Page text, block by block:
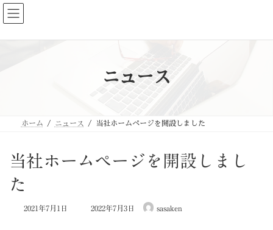
コ
ン
テ
ツ
ナ
ビ
ゲ
シ
ニュース
ホーム ニュース 当社ホームページを開設しました
当社ホームページを開設しまし
た
2021年7月1日
最
2022年7月3日 sasaken